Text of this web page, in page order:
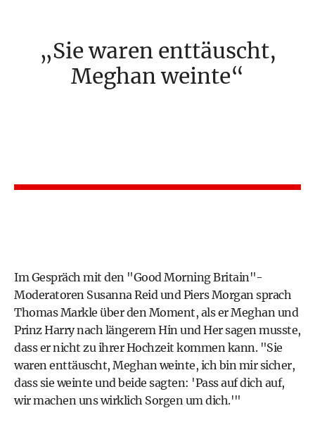
Sie waren enttäuscht,
Meghan weinte
Im Gespräch mit den "Good Morning Britain"-
Moderatoren Susanna Reid und Piers Morgan sprach
Thomas Markle über den Moment, als er Meghan und
Prinz Harrynach längerem Hin und Her sagen musste,
dass er nicht zu ihrer Hochzeit kommen kann. "Sie
waren enttäuscht, Meghan weinte, ich bin mir sicher,
dass sie weinte und beide sagten: 'Pass auf dich auf,
wir machen uns wirklich Sorgen um dich.'"